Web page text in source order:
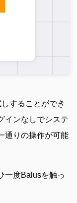
することができ
インなしでシステ
通りの操作が可能
一度Balusを触っ